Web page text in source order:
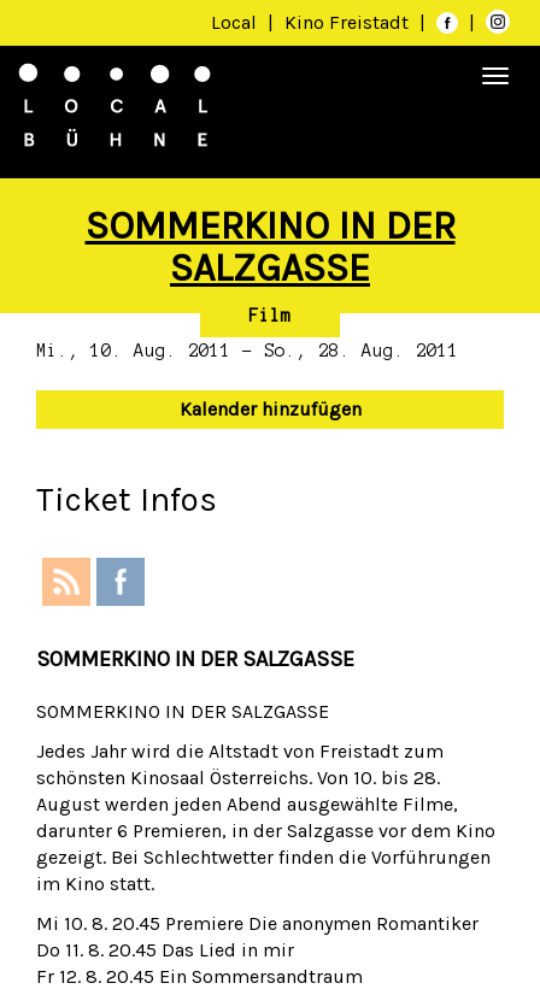
Local | Kino Freistadt | |
SOMMERKINO IN DER
SALZGASSE
Film
Mi., 10. Aug. 2011 - So., 28. Aug. 2011
Kalender hinzufügen
Ticket Infos
SOMMERKINO IN DER SALZGASSE
SOMMERKINO IN DER SALZGASSE
Jedes Jahr wird die Altstadt von Freistadt zum
schönsten Kinosaal Österreichs. Von 10. bis 28.
August werden jeden Abend ausgewählte Filme,
darunter 6 Premieren, in der Salzgasse vor dem Kino
gezeigt. Bei Schlechtwetter finden die Vorführungen
im Kino statt.
Mi 10. 8. 20.45 Premiere Die anonymen Romantiker
Do 11. 8. 20.45 Das Lied in mir
Fr 12. 8. 20.45 Ein Sommersandtraum